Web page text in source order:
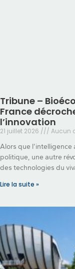
Tribune –
France
l’innovation
21 juillet 2026
Aucun
Alors que
politique, une autre
des technologies du
Lire la suite »